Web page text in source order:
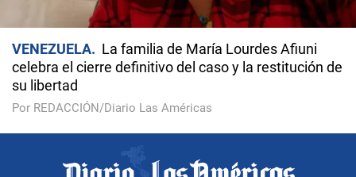
VENEZUELA
La familia de María Lourdes Afiuni
celebra el cierre definitivo del caso y la restitución de
su libertad
Por REDACCIÓN/Diario Las Américas